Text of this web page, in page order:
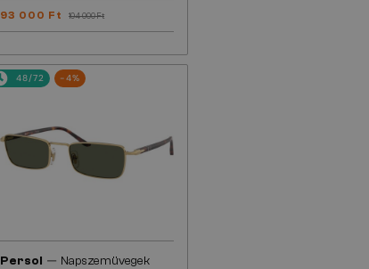
93 000 Ft 104 000 Ft
48/72 -4%
Persol — Napszemüvegek